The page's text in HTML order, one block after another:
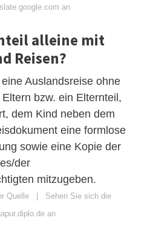
an
alleine mit
Reisen?
Auslandsreise ohne
bzw. ein Elternteil,
dem Kind neben dem
eine formlose
sowie eine Kopie der
der
mitzugeben.
Quelle | Sehen Sie sich die
an